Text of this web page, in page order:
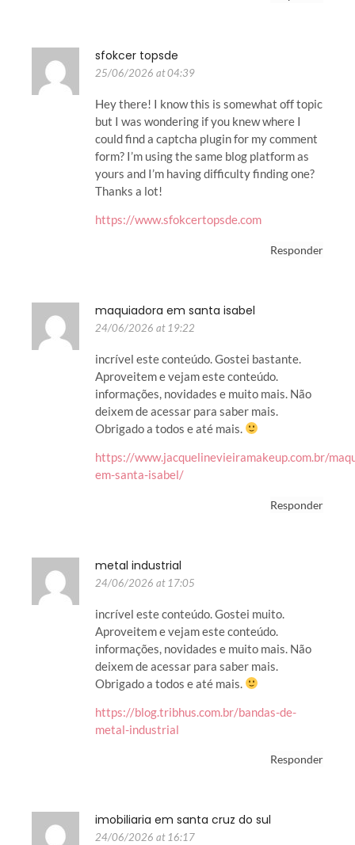
sfokcer topsde
25/06/2026 at 04:39
Hey there! I know this is somewhat off topic
but I was wondering if you knew where I
could find a captcha plugin for my comment
form? I’m using the same blog platform as
yours and I’m having difficulty finding one?
Thanks a lot!
https://www.sfokcertopsde.com
Responder
maquiadora em santa isabel
24/06/2026 at 19:22
incrível este conteúdo. Gostei bastante.
Aproveitem e vejam este conteúdo.
informações, novidades e muito mais. Não
deixem de acessar para saber mais.
Obrigado a todos e até mais.
https://www.jacquelinevieiramakeup.com.br/
em-santa-isabel/
Responder
metal industrial
24/06/2026 at 17:05
incrível este conteúdo. Gostei muito.
Aproveitem e vejam este conteúdo.
informações, novidades e muito mais. Não
deixem de acessar para saber mais.
Obrigado a todos e até mais.
https://blog.tribhus.com.br/bandas-de-
metal-industrial
Responder
imobiliaria em santa cruz do sul
24/06/2026 at 16:17